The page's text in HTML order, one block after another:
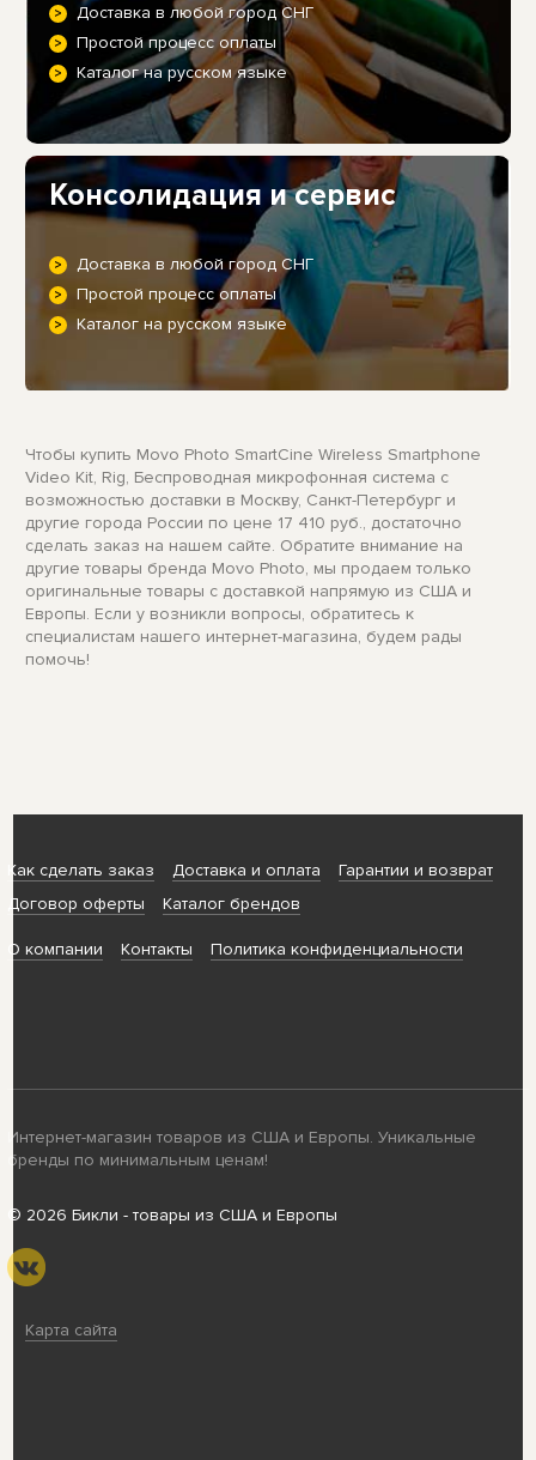
Доставка в любой город СНГ
Простой процесс оплаты
Каталог на русском языке
Консолидация и сервис
Доставка в любой город СНГ
Простой процесс оплаты
Каталог на русском языке
Чтобы купить Movo Photo SmartCine Wireless Smartphone
Video Kit, Rig, Беспроводная микрофонная система с
возможностью доставки в Москву, Санкт-Петербург и
другие города России по цене 17 410 руб., достаточно
сделать заказ на нашем сайте. Обратите внимание на
другие товары бренда Movo Photo, мы продаем только
оригинальные товары с доставкой напрямую из США и
Европы. Если у возникли вопросы, обратитесь к
специалистам нашего интернет-магазина, будем рады
помочь!
Как сделать заказ Доставка и оплата
Гарантии и возврат
Договор оферты
Каталог брендов
О компании Контакты Политика конфиденциальности
Интернет-магазин товаров из США и Европы. Уникальные
бренды по минимальным ценам!
© 2026 Бикли - товары из США и Европы
Карта сайта